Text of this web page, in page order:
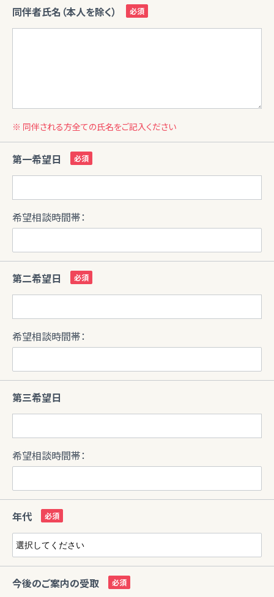
同伴者氏名（本人を除く）
※ 同伴される方全ての氏名をご記入ください
第一希望日
希望相談時間帯：
第二希望日
希望相談時間帯：
第三希望日
希望相談時間帯：
年代
今後のご案内の受取